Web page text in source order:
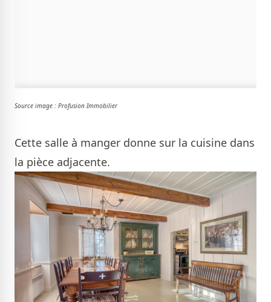
Source image : Profusion Immobilier
Cette salle à manger donne sur la cuisine dans
la pièce adjacente.